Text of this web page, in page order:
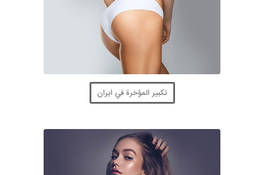
تكبير المؤخرة في ايران